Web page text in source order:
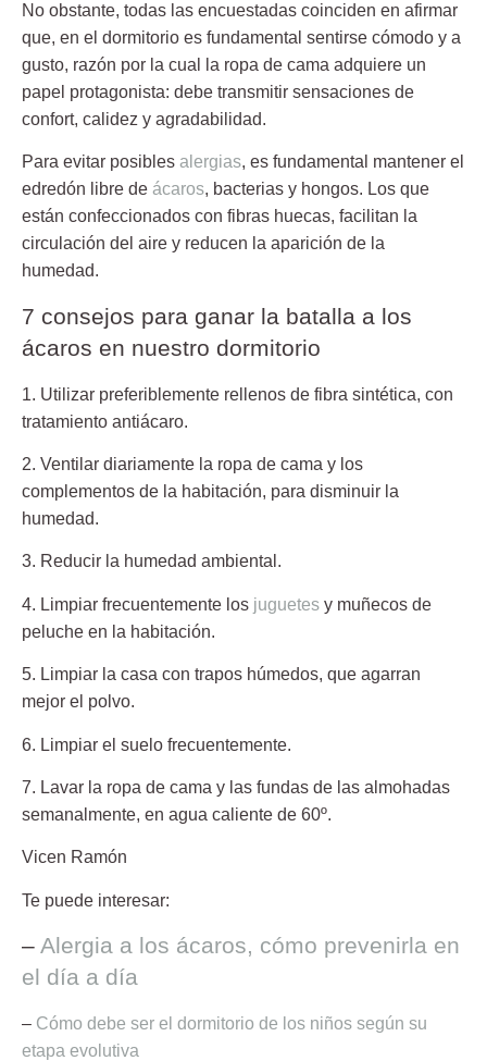
No obstante, todas las encuestadas coinciden en afirmar
que, en el dormitorio es fundamental sentirse cómodo y a
gusto, razón por la cual la ropa de cama adquiere un
papel protagonista: debe transmitir sensaciones de
confort, calidez y agradabilidad.
Para evitar posibles alergias, es fundamental mantener el
edredón libre de ácaros, bacterias y hongos. Los que
están confeccionados con fibras huecas, facilitan la
circulación del aire y reducen la aparición de la
humedad.
7 consejos para ganar la batalla a los
ácaros en nuestro dormitorio
1. Utilizar preferiblemente rellenos de fibra sintética, con
tratamiento antiácaro.
2. Ventilar diariamente la ropa de cama y los
complementos de la habitación, para disminuir la
humedad.
3. Reducir la humedad ambiental.
4. Limpiar frecuentemente los juguetes y muñecos de
peluche en la habitación.
5. Limpiar la casa con trapos húmedos, que agarran
mejor el polvo.
6. Limpiar el suelo frecuentemente.
7. Lavar la ropa de cama y las fundas de las almohadas
semanalmente, en agua caliente de 60º.
Vicen Ramón
Te puede interesar:
– Alergia a los ácaros, cómo prevenirla en
el día a día
– Cómo debe ser el dormitorio de los niños según su
etapa evolutiva